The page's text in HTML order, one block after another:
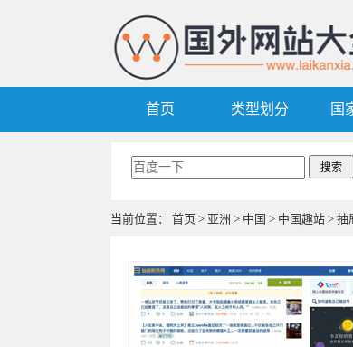
首页 类型划分 国
当前位置： 首页 > 亚洲 > 中国 > 中国趣站 > 抽